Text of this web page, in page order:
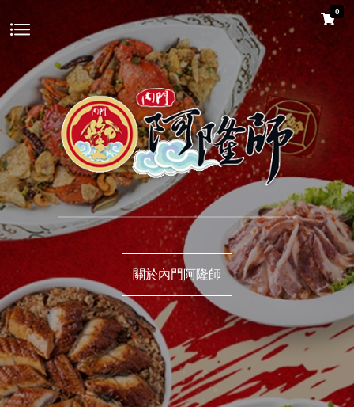
0
關於內門阿隆師